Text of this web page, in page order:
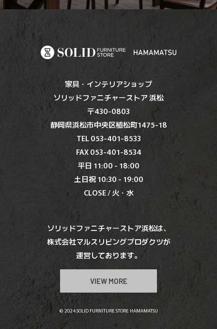
家具・インテリアショップ
ソリッドファニチャーストア 浜松
〒430-0803
静岡県浜松市中央区植松町1475-18
TEL 053-401-8533
FAX 053-401-8534
平日 11:00 - 18:00
土日祝 10:30 - 19:00
CLOSE / 火・水
ソリッドファニチャーストア浜松は、
株式会社マルスリビングプロダクツが
運営しております。
VIEW MORE
© 2024.SOLID FURNITURE STORE HAMAMATSU